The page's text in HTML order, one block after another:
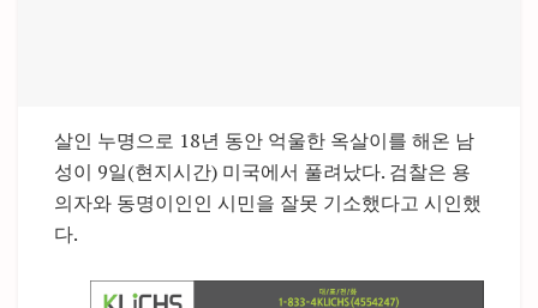
살인 누명으로 18년 동안 억울한 옥살이를 해온 남
성이 9일(현지시간) 미국에서 풀려났다. 검찰은 용
의자와 동명이인인 시민을 잘못 기소했다고 시인했
다.